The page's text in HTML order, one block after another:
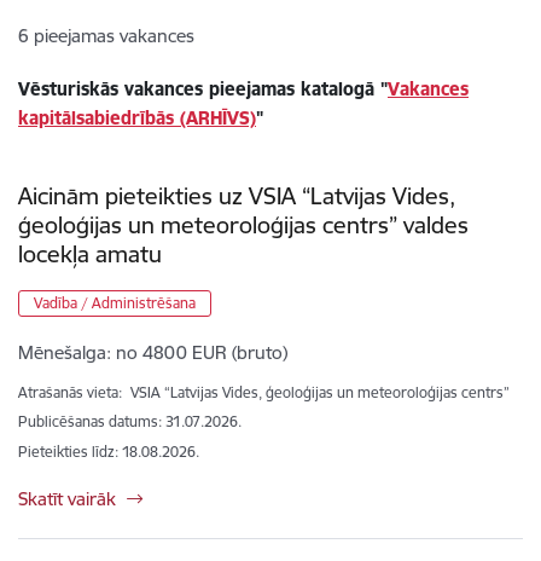
6 pieejamas vakances
Vēsturiskās vakances pieejamas katalogā "Vakances
kapitālsabiedrībās (ARHĪVS)"
Aicinām pieteikties uz VSIA “Latvijas Vides,
ģeoloģijas un meteoroloģijas centrs” valdes
locekļa amatu
Vadība / Administrēšana
Mēnešalga: no 4800 EUR (bruto)
Atrašanās vieta: VSIA “Latvijas Vides, ģeoloģijas un meteoroloģijas centrs”
Publicēšanas datums: 31.07.2026.
Pieteikties līdz: 18.08.2026.
Skatīt vairāk